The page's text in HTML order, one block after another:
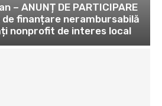
– ANUNȚ DE PARTICIPARE
finanțare nerambursabilă
nonprofit de interes local